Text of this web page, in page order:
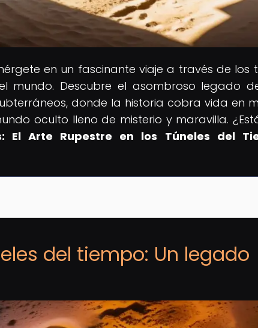
en un fascinante viaje a través de los
mundo. Descubre el asombroso legado
donde la historia cobra vida en
oculto lleno de misterio y maravilla.
El Arte Rupestre en los Túneles del
del tiempo: Un legado